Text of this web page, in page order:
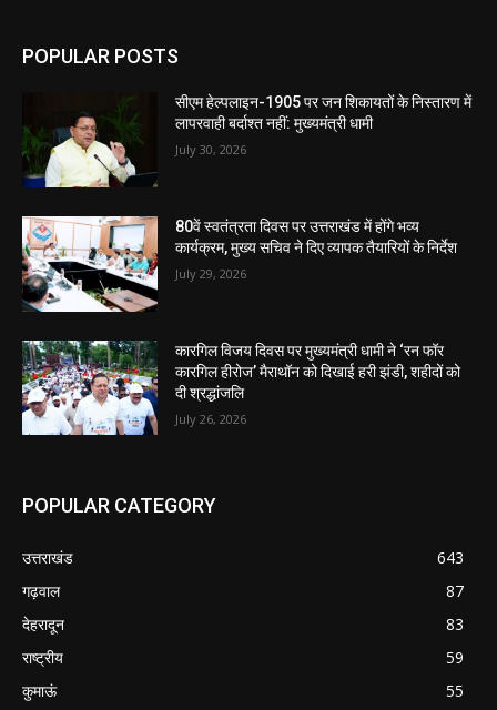
POPULAR POSTS
सीएम हेल्पलाइन-1905 पर जन शिकायतों के निस्तारण में
लापरवाही बर्दाश्त नहीं: मुख्यमंत्री धामी
July 30, 2026
80वें स्वतंत्रता दिवस पर उत्तराखंड में होंगे भव्य
कार्यक्रम, मुख्य सचिव ने दिए व्यापक तैयारियों के निर्देश
July 29, 2026
कारगिल विजय दिवस पर मुख्यमंत्री धामी ने ‘रन फॉर
कारगिल हीरोज’ मैराथॉन को दिखाई हरी झंडी, शहीदों को
दी श्रद्धांजलि
July 26, 2026
POPULAR CATEGORY
उत्तराखंड
643
गढ़वाल
87
देहरादून
83
राष्ट्रीय
59
कुमाऊं
55